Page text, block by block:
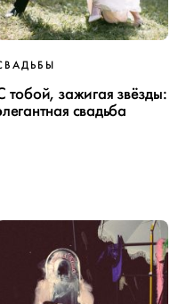
тобой, зажигая звёзды:
свадьба